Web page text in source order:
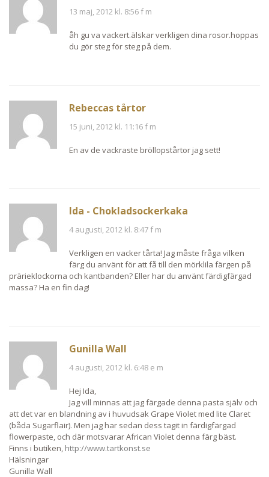
13 maj, 2012 kl. 8:56 f m
åh gu va vackert.älskar verkligen dina rosor.hoppas
du gör steg för steg på dem.
Rebeccas tårtor
15 juni, 2012 kl. 11:16 f m
En av de vackraste bröllopstårtor jag sett!
Ida - Chokladsockerkaka
4 augusti, 2012 kl. 8:47 f m
Verkligen en vacker tårta! Jag måste fråga vilken
färg du använt för att få till den mörklila färgen på
prärieklockorna och kantbanden? Eller har du använt färdigfärgad
massa? Ha en fin dag!
Gunilla Wall
4 augusti, 2012 kl. 6:48 e m
Hej Ida,
Jag vill minnas att jag färgade denna pasta själv och
att det var en blandning av i huvudsak Grape Violet med lite Claret
(båda Sugarflair). Men jag har sedan dess tagit in färdigfärgad
flowerpaste, och där motsvarar African Violet denna färg bäst.
Finns i butiken, http://www.tartkonst.se
Hälsningar
Gunilla Wall